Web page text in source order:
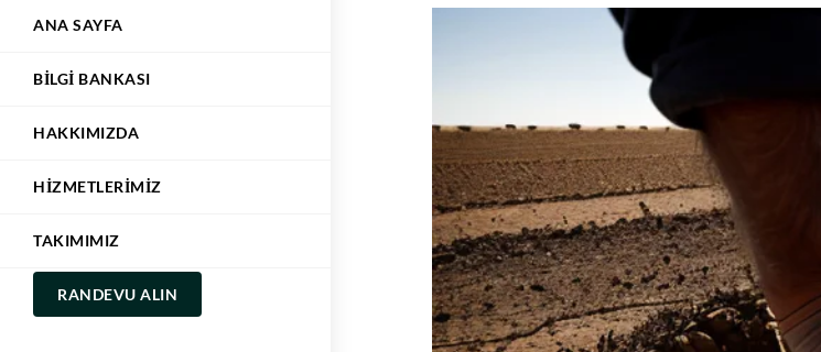
ANA SAYFA
BILGI BANKASI
HAKKIMIZDA
HIZMETLERIMIZ
TAKIMIMIZ
RANDEVU ALIN